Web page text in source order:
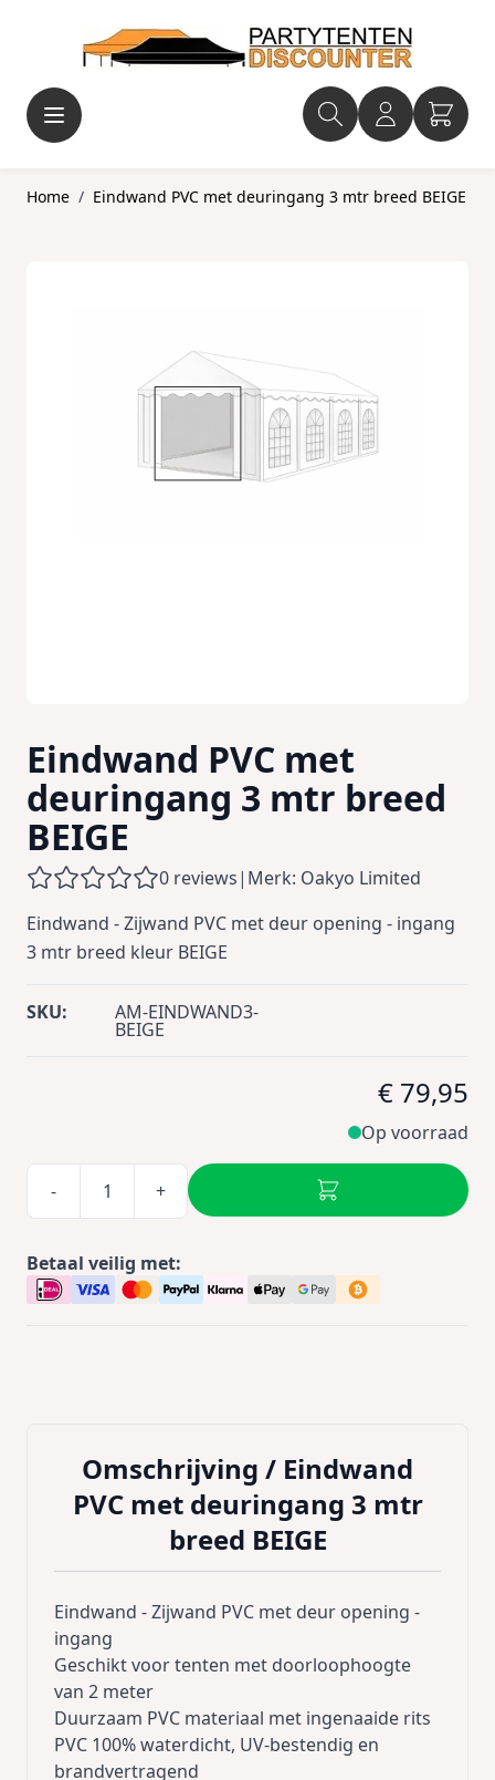
Home / Eindwand PVC met deuringang 3 mtr breed BEIGE
Eindwand PVC met
deuringang 3 mtr breed
BEIGE
0 reviews| Merk: Oakyo Limited
Eindwand - Zijwand PVC met deur opening - ingang
3 mtr breed kleur BEIGE
SKU: AM-EINDWAND3-
BEIGE
€ 79,95
Op voorraad
- +
Betaal veilig met:
Omschrijving / Eindwand
PVC met deuringang 3 mtr
breed BEIGE
Eindwand - Zijwand PVC met deur opening -
ingang
Geschikt voor tenten met doorloophoogte
van 2 meter
Duurzaam PVC materiaal met ingenaaide rits
PVC 100% waterdicht, UV-bestendig en
brandvertragend